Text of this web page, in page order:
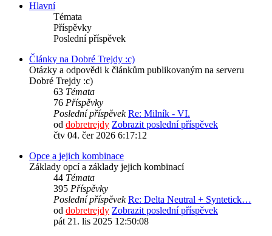
Hlavní
Témata
Příspěvky
Poslední příspěvek
Články na Dobré Trejdy :c)
Otázky a odpovědi k článkům publikovaným na serveru
Dobré Trejdy :c)
63 Témata
76 Příspěvky
Poslední příspěvek Re: Milník - VI.
od dobretrejdy Zobrazit poslední příspěvek
čtv 04. čer 2026 6:17:12
Opce a jejich kombinace
Základy opcí a základy jejich kombinací
44 Témata
395 Příspěvky
Poslední příspěvek Re: Delta Neutral + Syntetick…
od dobretrejdy Zobrazit poslední příspěvek
pát 21. lis 2025 12:50:08